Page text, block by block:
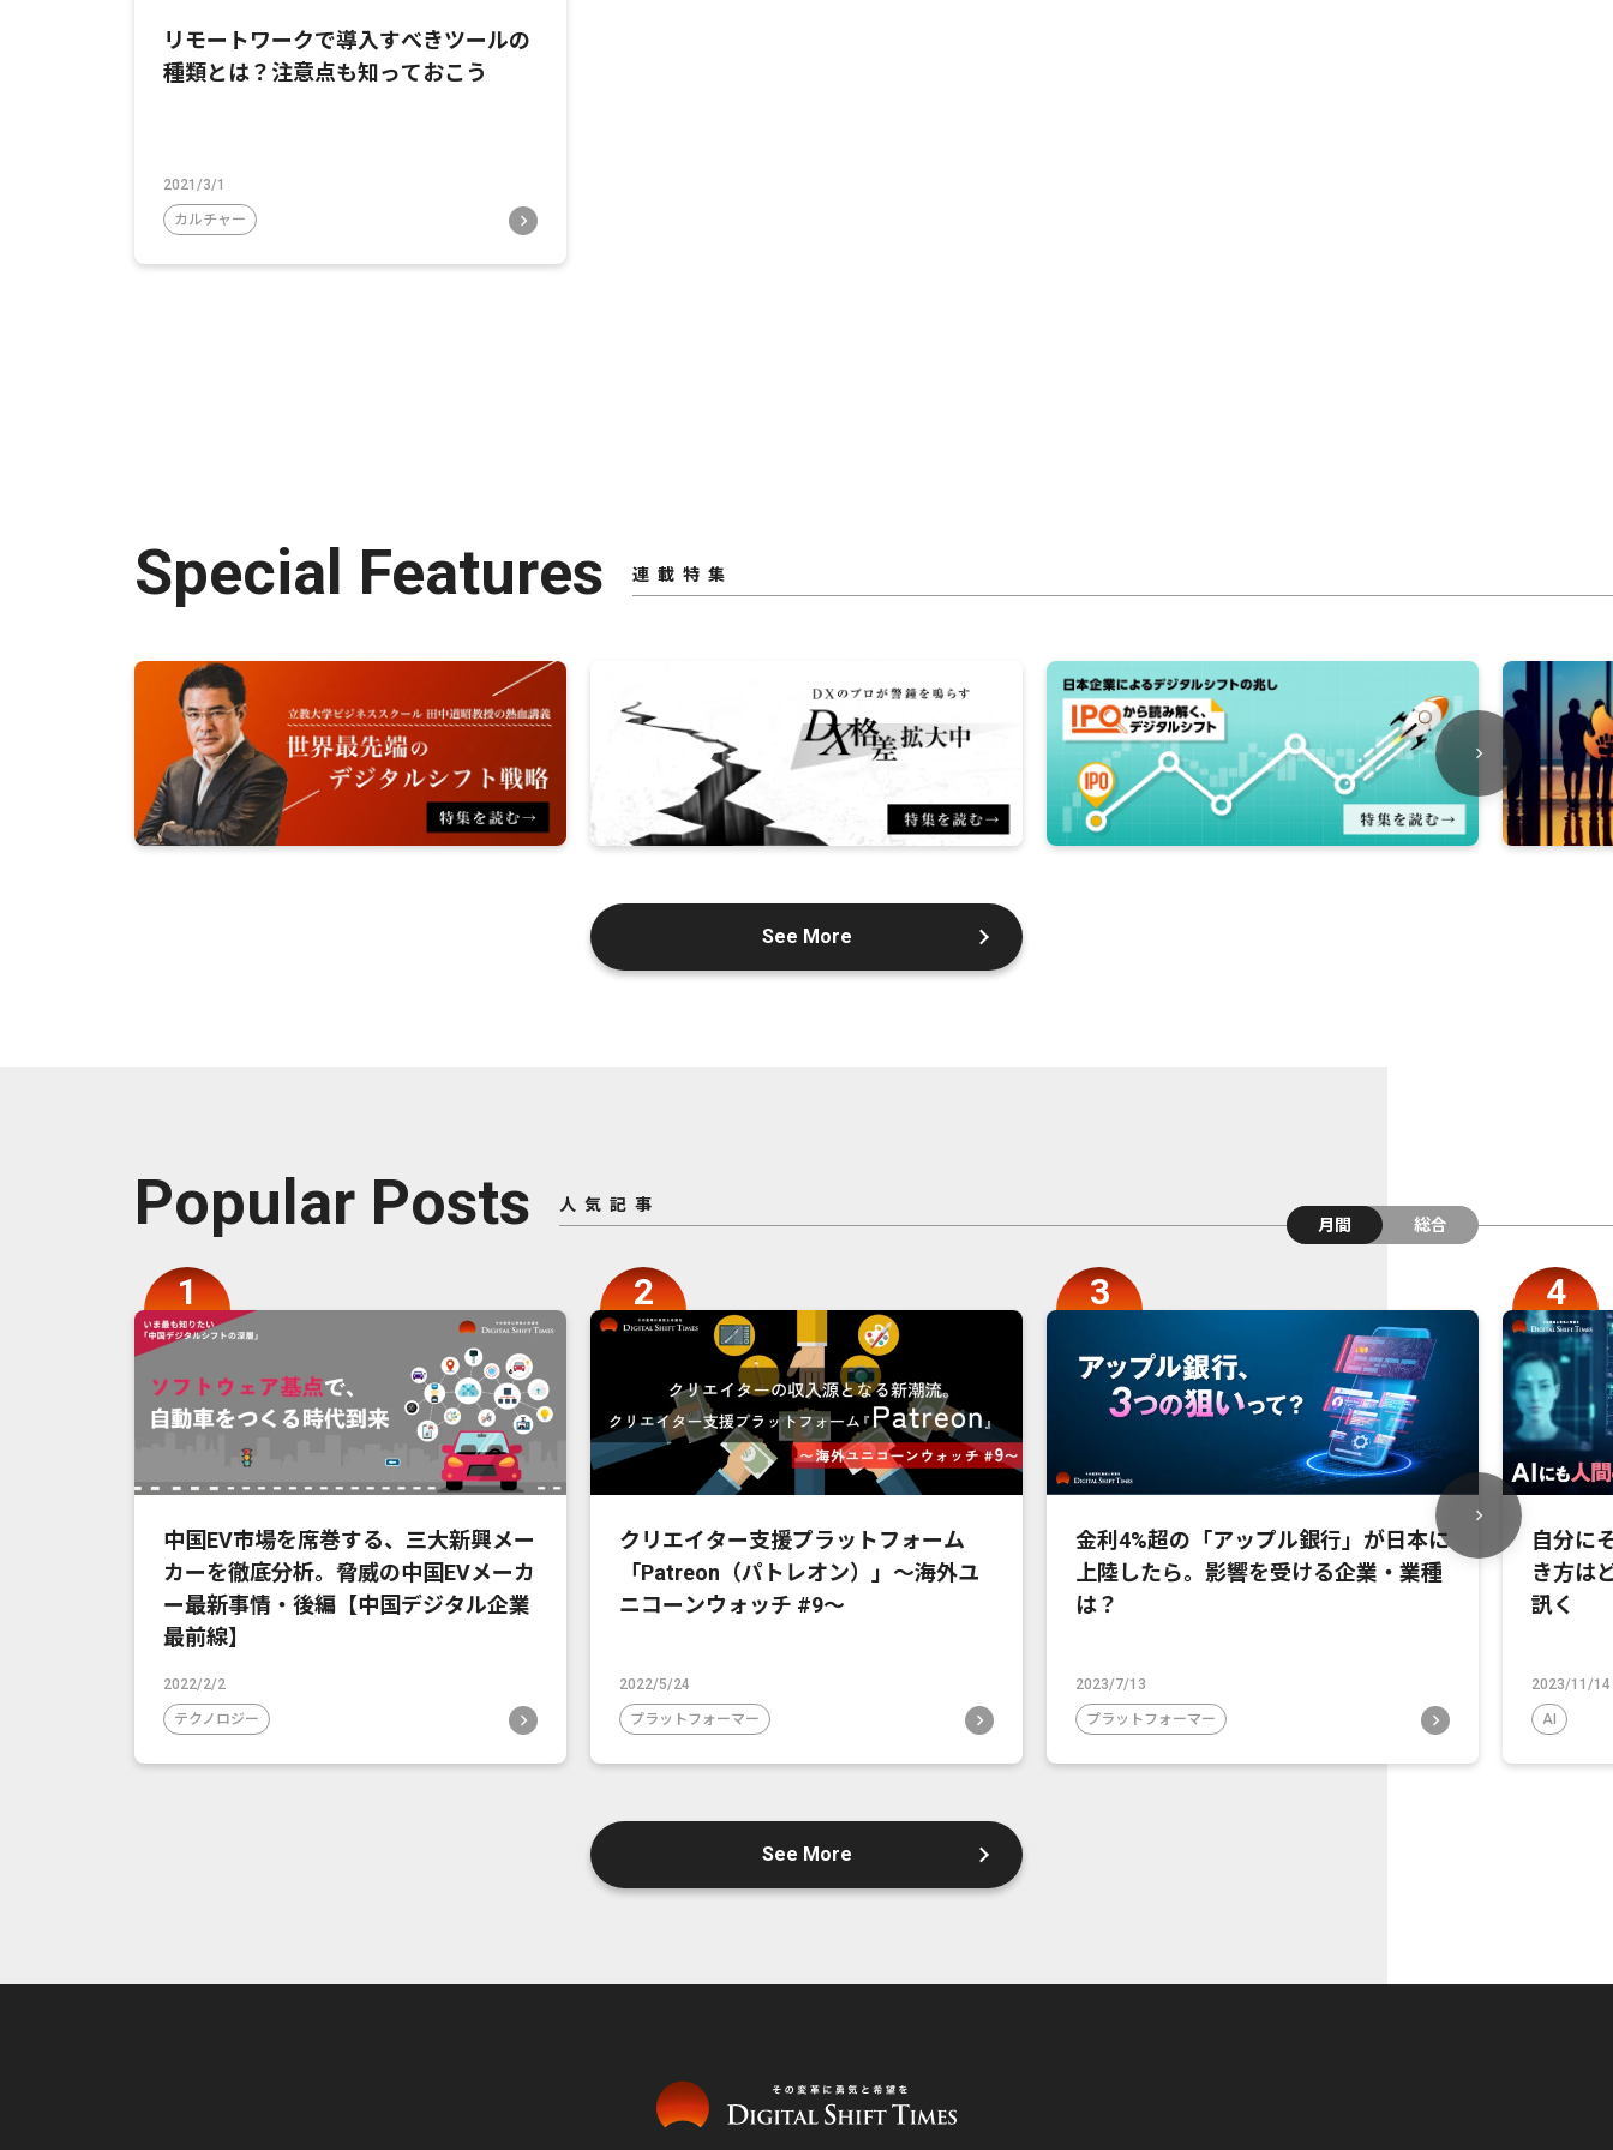
リモートワークで導入すべきツールの
種類とは？注意点も知っておこう
2021/3/1
カルチャー
Special Features 連載特集
See More
Popular Posts
人気記事
月間
総合
中国EV市場を席巻する、三大新興メー
カーを徹底分析。脅威の中国EVメーカ
ー最新事情・後編【中国デジタル企業
最前線】
2022/2/2
テクノロジー
クリエイター支援プラットフォーム
「Patreon（パトレオン）」〜海外ユ
ニコーンウォッチ #9〜
2022/5/24
プラットフォーマー
金利4%超の「アップル銀行」が日本に
上陸したら。影響を受ける企業・業種
は？
2023/7/13
プラットフォーマー
自分に
き方は
訊く
2023/11/14
AI
See More